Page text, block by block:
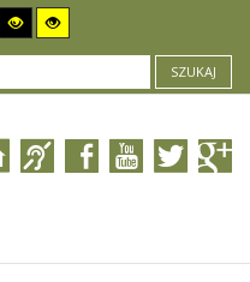
SZUKAJ
rachunkowo-księgowych